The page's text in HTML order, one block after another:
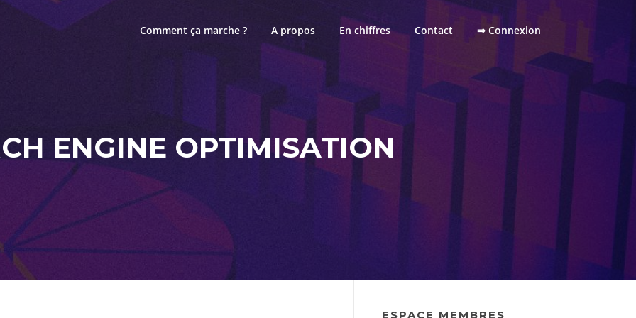
Comment ça marche ? A propos En chiffres Contact ⇒ Connexion
ENGINE OPTIMISATION
ESPACE MEMBRES